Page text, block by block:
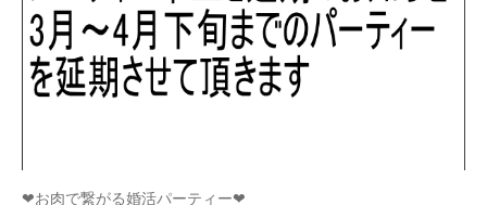
❤お肉で繋がる婚活パーティー❤